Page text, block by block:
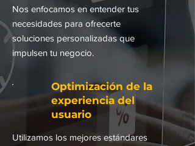
Nos enfocamos en entender tus
necesidades para ofrecerte
soluciones personalizadas que
impulsen tu negocio.
Optimización de la
experiencia del
usuario
Utilizamos los mejores estándares